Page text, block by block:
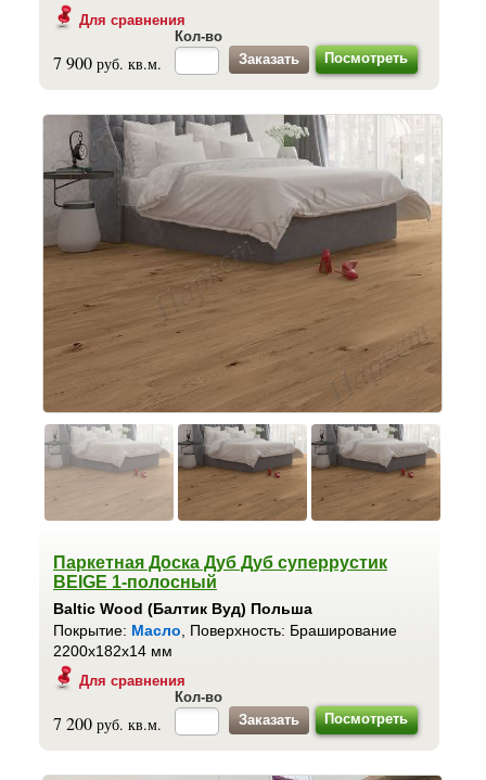
Для сравнения
7 900 руб. кв.м.
Кол-во
Посмотреть
Паркетная Доска Дуб Дуб суперрустик
BEIGE 1-полосный
Baltic Wood (Балтик Вуд) Польша
Покрытие: Масло , Поверхность: Браширование
2200x182x14 мм
Для сравнения
7 200 руб. кв.м.
Кол-во
Посмотреть